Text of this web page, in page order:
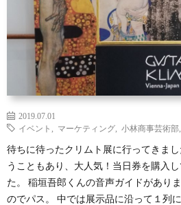
2019.07.01
イベント
マーケティング 小林商事芸術部
待ちに待ったクリムト展に行ってきま
うこともあり、大人気！当日券を購入
た。 稲垣吾郎くんの音声ガイドがあり
のでパス。 中では展示品に沿って１列